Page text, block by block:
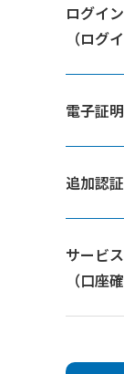
ログイ
（ログ
電子証
追加認
サービ
（口座